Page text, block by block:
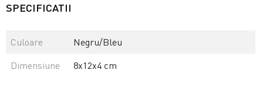
SPECIFICATII
Culoare
Negru/Bleu
Dimensiune
8x12x4 cm